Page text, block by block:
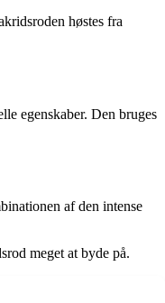
høstes fra
egenskaber. Den bruges
af den intense
meget at byde på.